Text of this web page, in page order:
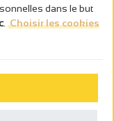
à consommer avec
dans le but
Choisir les cookies